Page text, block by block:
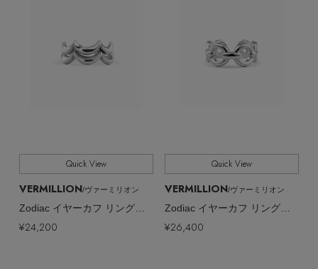
Quick View
VERMILLION/ヴァーミリオン
Zodiac イヤーカフ リング（片耳用）
¥24,200
Quick View
VERMILLION/ヴァーミリオン
Zodiac イヤーカフ リング（片耳用）
¥26,400